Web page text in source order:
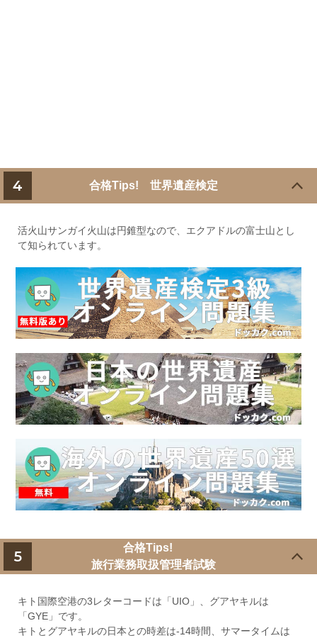
4 合格Tips! 世界遺産検定
活火山サンガイ火山は円錐型なので、エクアドルの富士山とし
て知られています。
5
合格Tips!
旅行業務取扱管理者試験
キト国際空港の3レターコードは「UIO」、グアヤキルは
「GYE」です。
キトとグアヤキルの日本との時差は-14時間、サマータイムは